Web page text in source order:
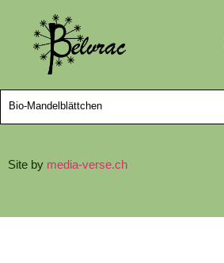
Bio-Mandelblättchen
Site by media-verse.ch